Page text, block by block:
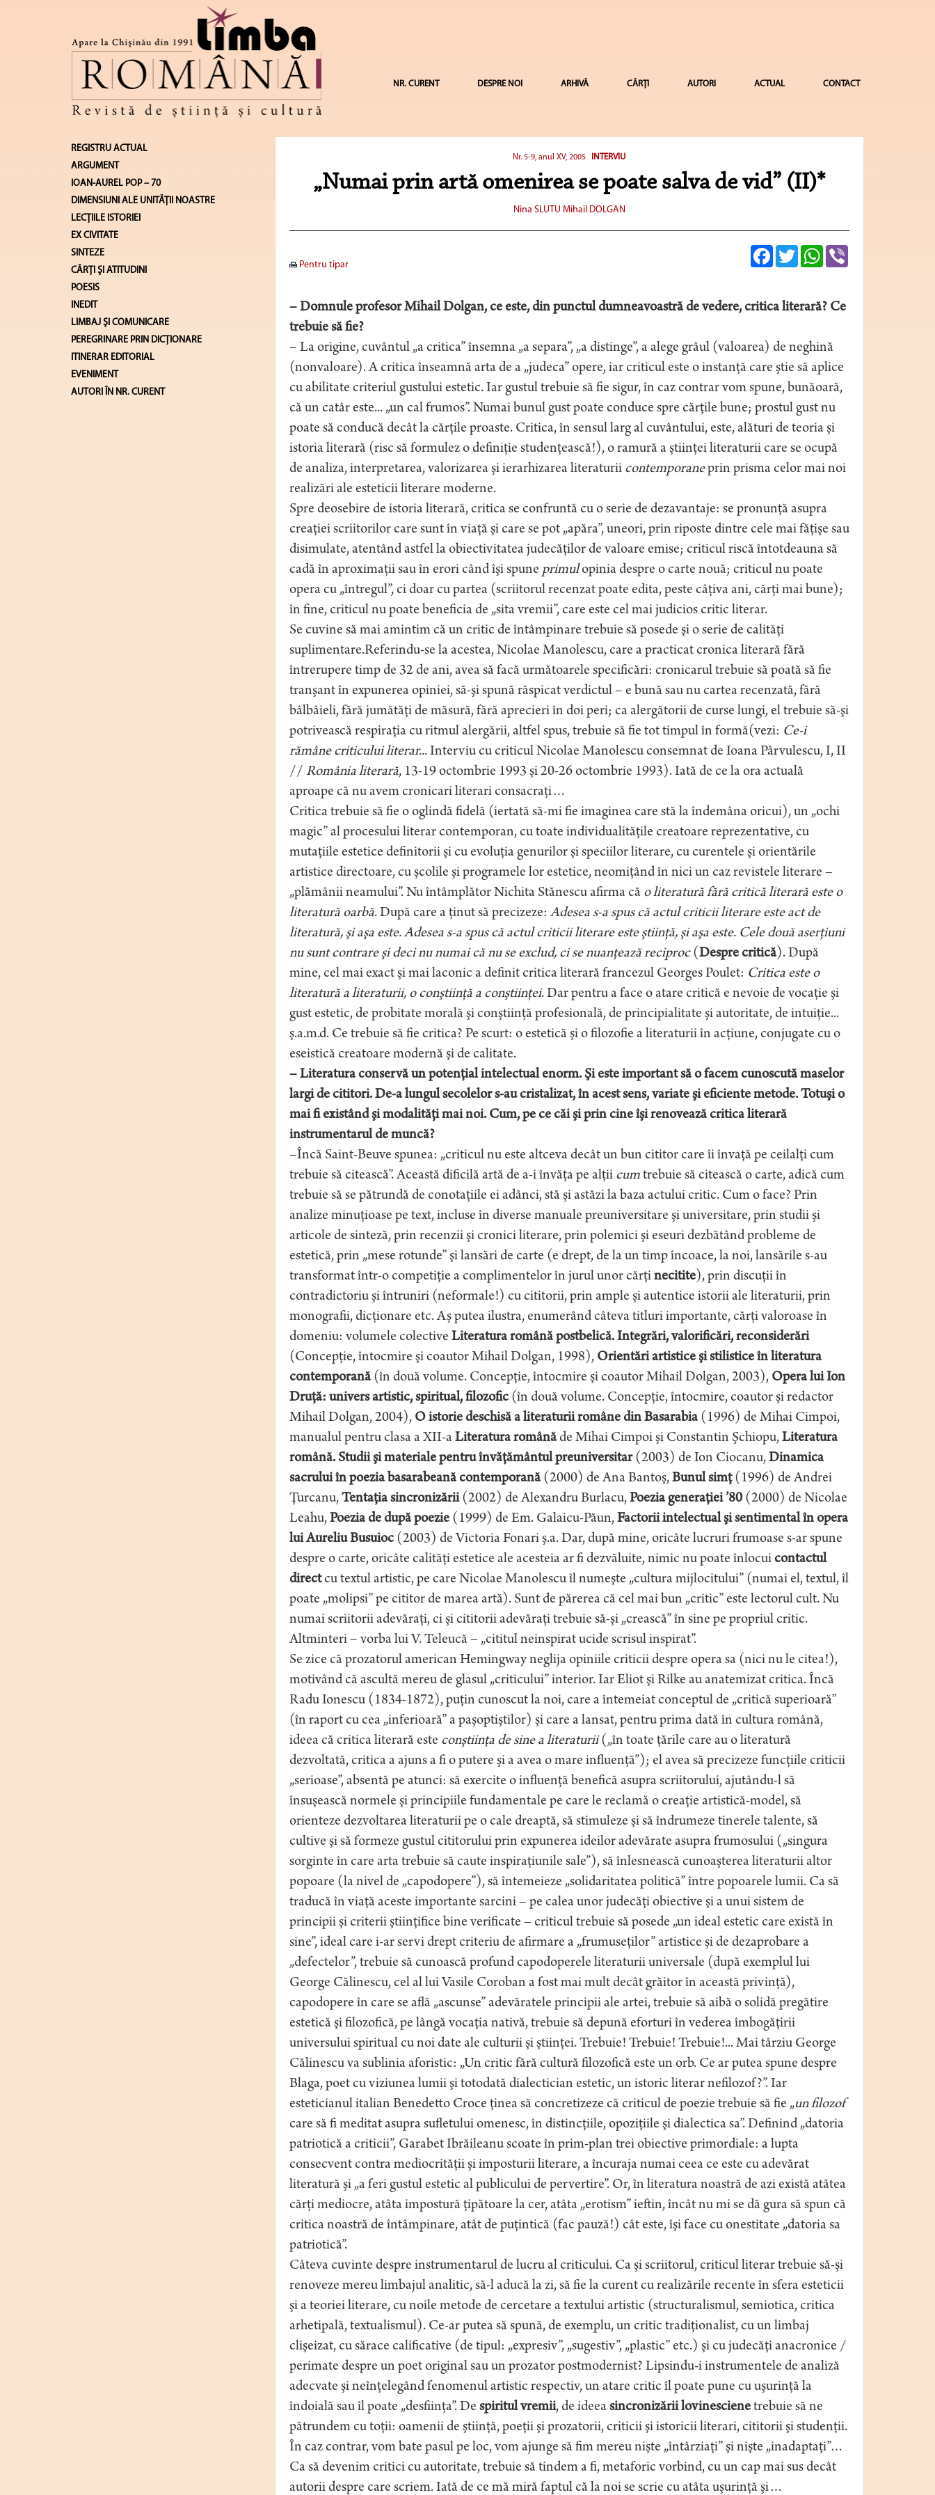
NR. CURENT DESPRE NOI ARHIVĂ CĂRȚI AUTORI ACTUAL CONTACT
REGISTRU ACTUAL
ARGUMENT
IOAN-AUREL POP – 70
DIMENSIUNI ALE UNITĂŢII NOASTRE
LECŢIILE ISTORIEI
EX CIVITATE
SINTEZE
CĂRŢI ŞI ATITUDINI
POESIS
INEDIT
LIMBAJ ŞI COMUNICARE
PEREGRINARE PRIN DICȚIONARE
ITINERAR EDITORIAL
EVENIMENT
AUTORI ÎN NR. CURENT
Nr. 5-9, anul XV, 2005 INTERVIU
„Numai prin artă omenirea se poate salva de vid” (II)*
Nina SLUTU Mihail DOLGAN
Pentru tipar
FacebookTwitterWhatsApp
– Domnule profesor Mihail Dolgan, ce este, din punctul dumneavoastră de vedere, critica literară? Ce
trebuie să fie?
– La origine, cuvântul „a critica” însemna „a separa”, „a distinge”, a alege grâul (valoarea) de neghină
(nonvaloare). A critica înseamnă arta de a „judeca” opere, iar criticul este o instanţă care ştie să aplice
cu abilitate criteriul gustului estetic. Iar gustul trebuie să fie sigur, în caz contrar vom spune, bunăoară,
că un catâr este... „un cal frumos”. Numai bunul gust poate conduce spre cărţile bune; prostul gust nu
poate să conducă decât la cărţile proaste. Critica, în sensul larg al cuvântului, este, alături de teoria şi
istoria literară (risc să formulez o definiţie studenţească!), o ramură a ştiinţei literaturii care se ocupă
de analiza, interpretarea, valorizarea şi ierarhizarea literaturii contemporaneprin prisma celor mai noi
realizări ale esteticii literare moderne.
Spre deosebire de istoria literară, critica se confruntă cu o serie de dezavantaje: se pronunţă asupra
creaţiei scriitorilor care sunt în viaţă şi care se pot „apăra”, uneori, prin riposte dintre cele mai făţişe sau
disimulate, atentând astfel la obiectivitatea judecăţilor de valoare emise; criticul riscă întotdeauna să
cadă în aproximaţii sau în erori când îşi spune primulopinia despre o carte nouă; criticul nu poate
opera cu „întregul”, ci doar cu partea (scriitorul recenzat poate edita, peste câţiva ani, cărţi mai bune);
în fine, criticul nu poate beneficia de „sita vremii”, care este cel mai judicios critic literar.
Se cuvine să mai amintim că un critic de întâmpinare trebuie să posede şi o serie de calităţi
suplimentare.Referindu-se la acestea, Nicolae Manolescu, care a practicat cronica literară fără
întrerupere timp de 32 de ani, avea să facă următoarele specificări: cronicarul trebuie să poată să fie
tranşant în expunerea opiniei, să-şi spună răspicat verdictul – e bună sau nu cartea recenzată, fără
bâlbâieli, fără jumătăţi de măsură, fără aprecieri în doi peri; ca alergătorii de curse lungi, el trebuie să-şi
potrivească respiraţia cu ritmul alergării, altfel spus, trebuie să fie tot timpul în formă(vezi: Ce-i
rămâne criticului literar...Interviu cu criticul Nicolae Manolescu consemnat de Ioana Pârvulescu, I, II
// România literară, 13-19 octombrie 1993 şi 20-26 octombrie 1993). Iată de ce la ora actuală
aproape că nu avem cronicari literari consacraţi…
Critica trebuie să fie o oglindă fidelă (iertată să-mi fie imaginea care stă la îndemâna oricui), un „ochi
magic” al procesului literar contemporan, cu toate individualităţile creatoare reprezentative, cu
mutaţiile estetice definitorii şi cu evoluţia genurilor şi speciilor literare, cu curentele şi orientările
artistice directoare, cu şcolile şi programele lor estetice, neomiţând în nici un caz revistele literare –
„plămânii neamului”. Nu întâmplător Nichita Stănescu afirma că o literatură fără critică literară este o
literatură oarbă. După care a ţinut să precizeze:Adesea s-a spus că actul criticii literare este act de
literatură, şi aşa este. Adesea s-a spus că actul criticii literare este ştiinţă, şi aşa este. Cele două aserţiuni
nu sunt contrare şi deci nu numai că nu se exclud, ci se nuanţează reciproc(Despre critică). După
mine, cel mai exact şi mai laconic a definit critica literară francezul Georges Poulet: Critica este o
literatură a literaturii, o conştiinţă a conştiinţei. Dar pentru a face o atare critică e nevoie de vocaţie şi
gust estetic, de probitate morală şi conştiinţă profesională, de principialitate şi autoritate, de intuiţie...
ş.a.m.d. Ce trebuie să fie critica? Pe scurt: o estetică şi o filozofie a literaturii în acţiune, conjugate cu o
eseistică creatoare modernă şi de calitate.
– Literatura conservă un potenţial intelectual enorm. Şi este important să o facem cunoscută maselor
largi de cititori. De-a lungul secolelor s-au cristalizat, în acest sens, variate şi eficiente metode. Totuşi o
mai fi existând şi modalităţi mai noi. Cum, pe ce căi şi prin cine îşi renovează critica literară
instrumentarul de muncă?
–Încă Saint-Beuve spunea: „criticul nu este altceva decât un bun cititor care îi învaţă pe ceilalţi cum
trebuie să citească”. Această dificilă artă de a-i învăţa pe alţii cumtrebuie să citească o carte, adică cum
trebuie să se pătrundă de conotaţiile ei adânci, stă şi astăzi la baza actului critic. Cum o face? Prin
analize minuţioase pe text, incluse în diverse manuale preuniversitare şi universitare, prin studii şi
articole de sinteză, prin recenzii şi cronici literare, prin polemici şi eseuri dezbătând probleme de
estetică, prin „mese rotunde” şi lansări de carte (e drept, de la un timp încoace, la noi, lansările s-au
transformat într-o competiţie a complimentelor în jurul unor cărţinecitite), prin discuţii în
contradictoriu şi întruniri (neformale!) cu cititorii, prin ample şi autentice istorii ale literaturii, prin
monografii, dicţionare etc. Aş putea ilustra, enumerând câteva titluri importante, cărţi valoroase în
domeniu: volumele colective Literatura română postbelică. Integrări, valorificări, reconsiderări
(Concepţie, întocmire şi coautor Mihail Dolgan, 1998), Orientări artistice şi stilistice în literatura
contemporană(în două volume. Concepţie, întocmire şi coautor Mihail Dolgan, 2003), Opera lui Ion
Druţă: univers artistic, spiritual, filozofic (în două volume. Concepţie, întocmire, coautor şi redactor
Mihail Dolgan, 2004), O istorie deschisă a literaturii române din Basarabia(1996) de Mihai Cimpoi,
manualul pentru clasa a XII-a Literatura românăde Mihai Cimpoi şi Constantin Şchiopu,Literatura
română. Studii şi materiale pentru învăţământul preuniversitar(2003) de Ion Ciocanu,Dinamica
sacrului în poezia basarabeană contemporană(2000) de Ana Bantoş,Bunul simţ(1996) de Andrei
Ţurcanu,Tentaţia sincronizării(2002) de Alexandru Burlacu,Poezia generaţiei ’80(2000) de Nicolae
Leahu,Poezia de după poezie(1999) de Em. Galaicu-Păun,Factorii intelectual şi sentimental în opera
lui Aureliu Busuioc (2003) de Victoria Fonari ş.a. Dar, după mine, oricâte lucruri frumoase s-ar spune
despre o carte, oricâte calităţi estetice ale acesteia ar fi dezvăluite, nimic nu poate înlocui contactul
directcu textul artistic, pe care Nicolae Manolescu îl numeşte „cultura mijlocitului” (numai el, textul, îl
poate „molipsi” pe cititor de marea artă). Sunt de părerea că cel mai bun „critic” este lectorul cult. Nu
numai scriitorii adevăraţi, ci şi cititorii adevăraţi trebuie să-şi „crească” în sine pe propriul critic.
Altminteri – vorba lui V. Teleucă – „cititul neinspirat ucide scrisul inspirat”.
Se zice că prozatorul american Hemingway neglija opiniile criticii despre opera sa (nici nu le citea!),
motivând că ascultă mereu de glasul „criticului” interior. Iar Eliot şi Rilke au anatemizat critica. Încă
Radu Ionescu (1834-1872), puţin cunoscut la noi, care a întemeiat conceptul de „critică superioară”
(în raport cu cea „inferioară” a paşoptiştilor) şi care a lansat, pentru prima dată în cultura română,
ideea că critica literară este conştiinţa de sine a literaturii(„în toate ţările care au o literatură
dezvoltată, critica a ajuns a fi o putere şi a avea o mare influenţă”); el avea să precizeze funcţiile criticii
„serioase”, absentă pe atunci: să exercite o influenţă benefică asupra scriitorului, ajutându-l să
însuşească normele şi principiile fundamentale pe care le reclamă o creaţie artistică-model, să
orienteze dezvoltarea literaturii pe o cale dreaptă, să stimuleze şi să îndrumeze tinerele talente, să
cultive şi să formeze gustul cititorului prin expunerea ideilor adevărate asupra frumosului („singura
sorginte în care arta trebuie să caute inspiraţiunile sale”), să înlesnească cunoaşterea literaturii altor
popoare (la nivel de „capodopere”), să întemeieze „solidaritatea politică” între popoarele lumii. Ca să
traducă în viaţă aceste importante sarcini – pe calea unor judecăţi obiective şi a unui sistem de
principii şi criterii ştiinţifice bine verificate – criticul trebuie să posede „un ideal estetic care există în
sine”, ideal care i-ar servi drept criteriu de afirmare a „frumuseţilor” artistice şi de dezaprobare a
„defectelor”, trebuie să cunoască profund capodoperele literaturii universale (după exemplul lui
George Călinescu, cel al lui Vasile Coroban a fost mai mult decât grăitor în această privinţă),
capodopere în care se află „ascunse” adevăratele principii ale artei, trebuie să aibă o solidă pregătire
estetică şi filozofică, pe lângă vocaţia nativă, trebuie să depună eforturi în vederea îmbogăţirii
universului spiritual cu noi date ale culturii şi ştiinţei. Trebuie! Trebuie! Trebuie!... Mai târziu George
Călinescu va sublinia aforistic: „Un critic fără cultură filozofică este un orb. Ce ar putea spune despre
Blaga, poet cu viziunea lumii şi totodată dialectician estetic, un istoric literar nefilozof?”. Iar
esteticianul italian Benedetto Croce ţinea să concretizeze că criticul de poezie trebuie să fie „un filozof
care să fi meditat asupra sufletului omenesc, în distincţiile, opoziţiile şi dialectica sa”. Definind „datoria
patriotică a criticii”, Garabet Ibrăileanu scoate în prim-plan trei obiective primordiale: a lupta
consecvent contra mediocrităţii şi imposturii literare, a încuraja numai ceea ce este cu adevărat
literatură şi „a feri gustul estetic al publicului de pervertire”. Or, în literatura noastră de azi există atâtea
cărţi mediocre, atâta impostură ţipătoare la cer, atâta „erotism” ieftin, încât nu mi se dă gura să spun că
critica noastră de întâmpinare, atât de puţintică (fac pauză!) cât este, îşi face cu onestitate „datoria sa
patriotică”.
Câteva cuvinte despre instrumentarul de lucru al criticului. Ca şi scriitorul, criticul literar trebuie să-şi
renoveze mereu limbajul analitic, să-l aducă la zi, să fie la curent cu realizările recente în sfera esteticii
şi a teoriei literare, cu noile metode de cercetare a textului artistic (structuralismul, semiotica, critica
arhetipală, textualismul). Ce-ar putea să spună, de exemplu, un critic tradiţionalist, cu un limbaj
clişeizat, cu sărace calificative (de tipul: „expresiv”, „sugestiv”, „plastic” etc.) şi cu judecăţi anacronice /
perimate despre un poet original sau un prozator postmodernist? Lipsindu-i instrumentele de analiză
adecvate şi neînţelegând fenomenul artistic respectiv, un atare critic îl poate pune cu uşurinţă la
îndoială sau îl poate „desfiinţa”. De spiritul vremii, de ideea sincronizării lovinescienetrebuie să ne
pătrundem cu toţii: oamenii de ştiinţă, poeţii şi prozatorii, criticii şi istoricii literari, cititorii şi studenţii.
În caz contrar, vom bate pasul pe loc, vom ajunge să fim mereu nişte „întârziaţi” şi nişte „inadaptaţi”…
Ca să devenim critici cu autoritate, trebuie să tindem a fi, metaforic vorbind, cu un cap mai sus decât
autorii despre care scriem. Iată de ce mă miră faptul că la noi se scrie cu atâta uşurinţă şi…